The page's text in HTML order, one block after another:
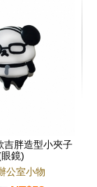
吉胖造型小夾子
鏡)
公室小物